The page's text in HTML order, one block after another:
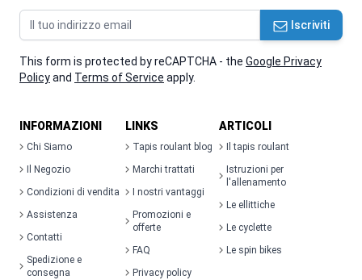
Indirizzo email Iscriviti
This form is protected by reCAPTCHA - the Google Privacy
Policyand Terms of Service apply.
INFORMAZIONI
Chi Siamo
Il Negozio
Condizioni di vendita
Assistenza
Contatti
Spedizione e
consegna
LINKS
Tapis roulant blog
Marchi trattati
I nostri vantaggi
Promozioni e
offerte
FAQ
Privacy policy
ARTICOLI
Il tapis roulant
Istruzioni per
l'allenamento
Le ellittiche
Le cyclette
Le spin bikes